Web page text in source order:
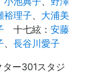
裕理子
大浦美
十七絃 ： 安藤
長谷川愛子
ー301スタジ